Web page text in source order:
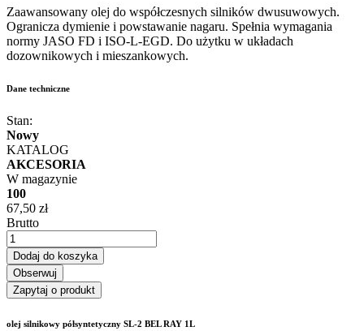
Zaawansowany olej do współczesnych silników dwusuwowych.
Ogranicza dymienie i powstawanie nagaru. Spełnia wymagania
normy JASO FD i ISO-L-EGD. Do użytku w układach
dozownikowych i mieszankowych.
Dane techniczne
Stan:
Nowy
KATALOG
AKCESORIA
W magazynie
100
67,50 zł
Brutto
Dodaj do koszyka
Obserwuj
Zapytaj o produkt
olej silnikowy półsyntetyczny SL-2 BEL RAY 1L